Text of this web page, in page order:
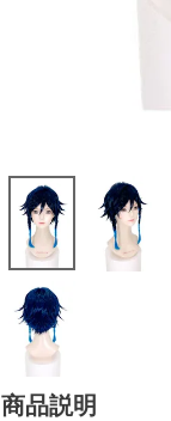
商品説明